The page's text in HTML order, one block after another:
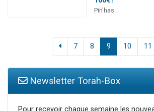
Pin'has
7 8 9 10 11
Newsletter Torah-Box
Pour recevoir chaque semaine les